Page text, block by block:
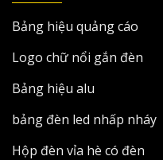
Bảng hiệu quảng cáo
Logo chữ nổi gắn đèn
Bảng hiệu alu
bảng đèn led nhấp nháy
Hộp đèn vỉa hè có đèn